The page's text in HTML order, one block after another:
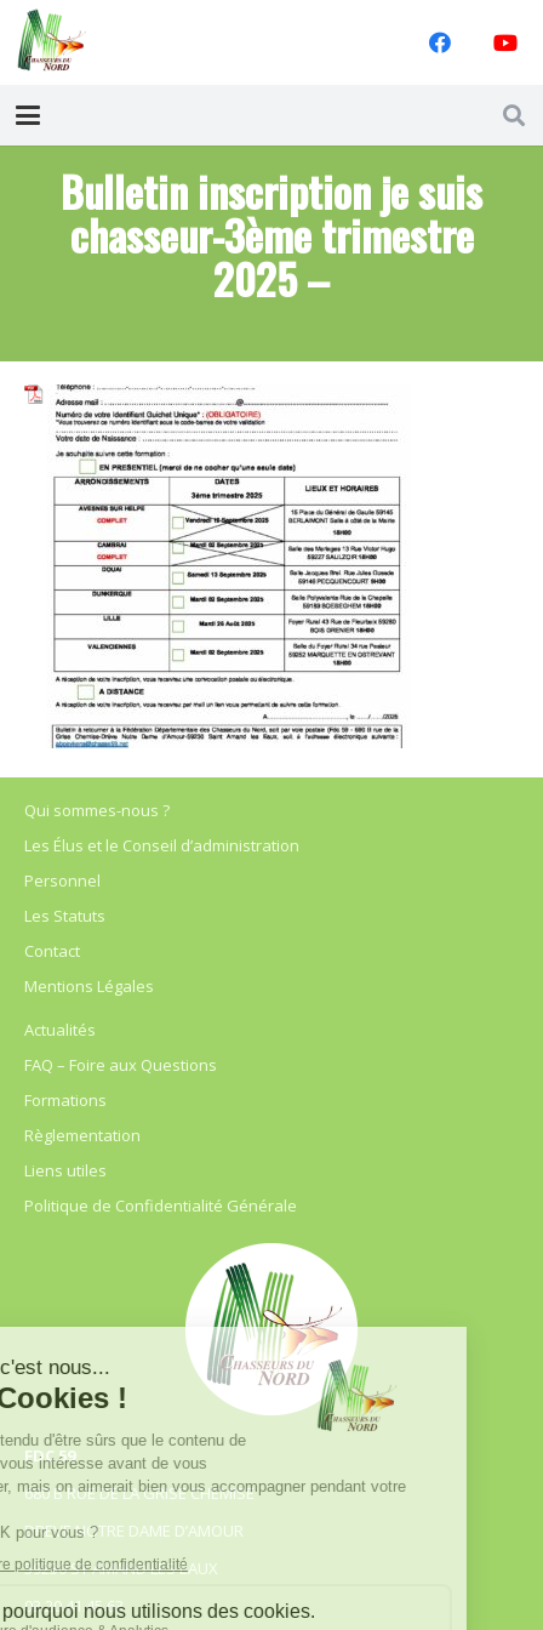
Bulletin inscription je suis
chasseur-3ème trimestre
2025 –
Qui sommes-nous ?
Les Élus et le Conseil d’administration
Personnel
Les Statuts
Contact
Mentions Légales
Actualités
FAQ – Foire aux Questions
Formations
Règlementation
Liens utiles
Politique de Confidentialité Générale
FDC 59
680 B RUE DE LA GRISE CHEMISE
DREVE NOTRE DAME D’AMOUR
59230 ST AMAND LES EAUX
03.20.41.45.63